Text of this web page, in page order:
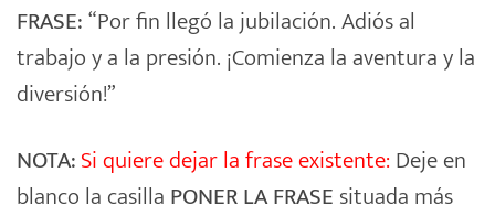
FRASE:“Por fin llegó la jubilación. Adiós al
trabajo y a la presión. ¡Comienza la aventura y la
diversión!”
NOTA:Si quiere dejar la frase existente: Deje en
blanco la casilla PONER LA FRASE situada más